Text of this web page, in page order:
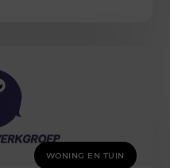
WONING EN TUIN